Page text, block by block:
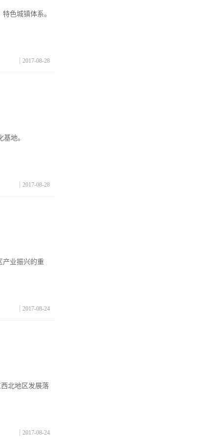
色城镇体系。
2017-08-28
地。
2017-08-28
产业振兴的重
2017-08-24
北地区发展落
2017-08-24